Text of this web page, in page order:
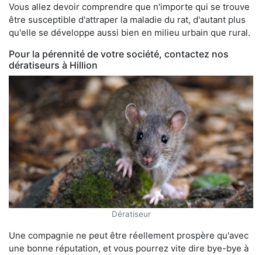
Vous allez devoir comprendre que n'importe qui se trouve
être susceptible d'attraper la maladie du rat, d'autant plus
qu'elle se développe aussi bien en milieu urbain que rural.
Pour la pérennité de votre société, contactez nos
dératiseurs à Hillion
Dératiseur
Une compagnie ne peut être réellement prospère qu'avec
une bonne réputation, et vous pourrez vite dire bye-bye à